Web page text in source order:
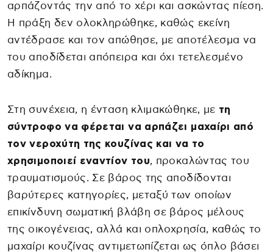
αρπάζοντάς την από το χέρι και ασκώντας πίεση.
Η πράξη δεν ολοκληρώθηκε, καθώς εκείνη
αντέδρασε και τον απώθησε, με αποτέλεσμα να
του αποδίδεται απόπειρα και όχι τετελεσμένο
αδίκημα.
Στη συνέχεια, η ένταση κλιμακώθηκε, με τη
σύντροφο να φέρεται να αρπάζει μαχαίρι από
τον νεροχύτη της κουζίνας και να το
χρησιμοποιεί εναντίον του, προκαλώντας του
τραυματισμούς. Σε βάρος της αποδίδονται
βαρύτερες κατηγορίες, μεταξύ των οποίων
επικίνδυνη σωματική βλάβη σε βάρος μέλους
της οικογένειας, αλλά και οπλοχρησία, καθώς το
μαχαίρι κουζίνας αντιμετωπίζεται ως όπλο βάσει